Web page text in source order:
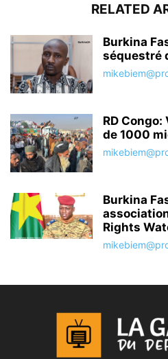
RELATED
Burkina
séquestré
RD Congo:
de 1000
Burkina
Rights